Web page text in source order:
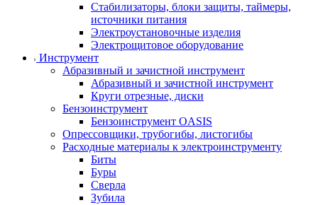
Стабилизаторы, блоки защиты, таймеры,
источники питания
Электроустановочные изделия
Электрощитовое оборудование
Инструмент
Абразивный и зачистной инструмент
Абразивный и зачистной инструмент
Круги отрезные, диски
Бензоинструмент
Бензоинструмент OASIS
Опрессовщики, трубогибы, листогибы
Расходные материалы к электроинструменту
Биты
Буры
Сверла
Зубила